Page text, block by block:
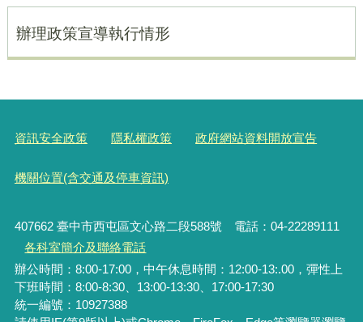
辦理政策宣導執行情形
資訊安全政策 隱私權政策 政府網站資料開放宣告
機關位置(含交通及停車資訊)
407662 臺中市西屯區文心路二段588號 電話：04-22289111
各科室簡介及聯絡電話
辦公時間：8:00-17:00，中午休息時間：12:00-13:.00，彈性上
下班時間：8:00-8:30、13:00-13:30、17:00-17:30
統一編號 ：10927388